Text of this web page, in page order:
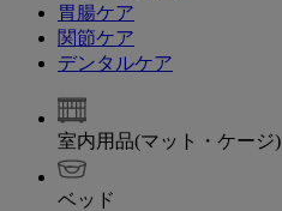
胃腸ケア
関節ケア
デンタルケア
室内用品(マット・ケージ)
ベッド